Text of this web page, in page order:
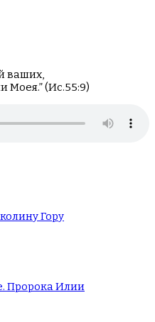
ваших,
(Ис.55:9)
Гору
Пророка Илии